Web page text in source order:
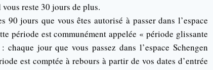
reste 30 jours de plus.
90 jours que vous êtes autorisé à passer dans l’espace
période est communément appelée « période glissante
jour que vous passez dans l’espace Schengen
est comptée à rebours à partir de vos dates d’entrée